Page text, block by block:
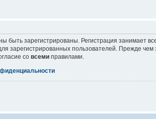
зарегистрированы. Регистрация занимает
зарегистрированных пользователей. Прежде
со всеми правилами.